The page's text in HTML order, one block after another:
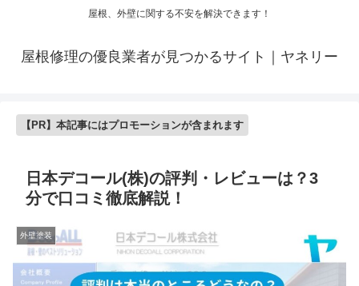
屋根、外壁に関する不安を解決できます！
屋根修理の優良業者が見つかるサイト｜ヤネリー
【PR】本記事にはプロモーションが含まれます
日本デコール(株)の評判・レビューは？3
分で口コミ徹底解説！
外壁塗装